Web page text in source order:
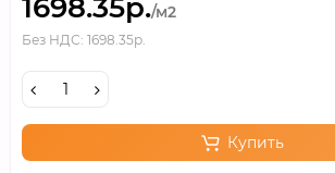
1698.35р./м2
Без НДС: 1698.35р.
Купить